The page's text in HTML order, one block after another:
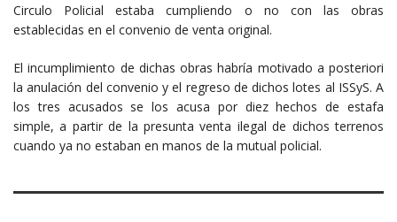
Circulo Policial estaba cumpliendo o no con las obras
establecidas en el convenio de venta original.
El incumplimiento de dichas obras habría motivado a posteriori
la anulación del convenio y el regreso de dichos lotes al ISSyS. A
los tres acusados se los acusa por diez hechos de estafa
simple, a partir de la presunta venta ilegal de dichos terrenos
cuando ya no estaban en manos de la mutual policial.